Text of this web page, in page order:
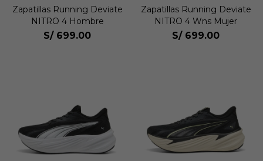
Zapatillas Running Deviate
NITRO 4 Hombre
S/ 699.00
Zapatillas Running Deviate
NITRO 4 Wns Mujer
S/ 699.00